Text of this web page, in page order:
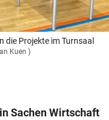
die Projekte im Turnsaal
Kuen )
Sachen Wirtschaft